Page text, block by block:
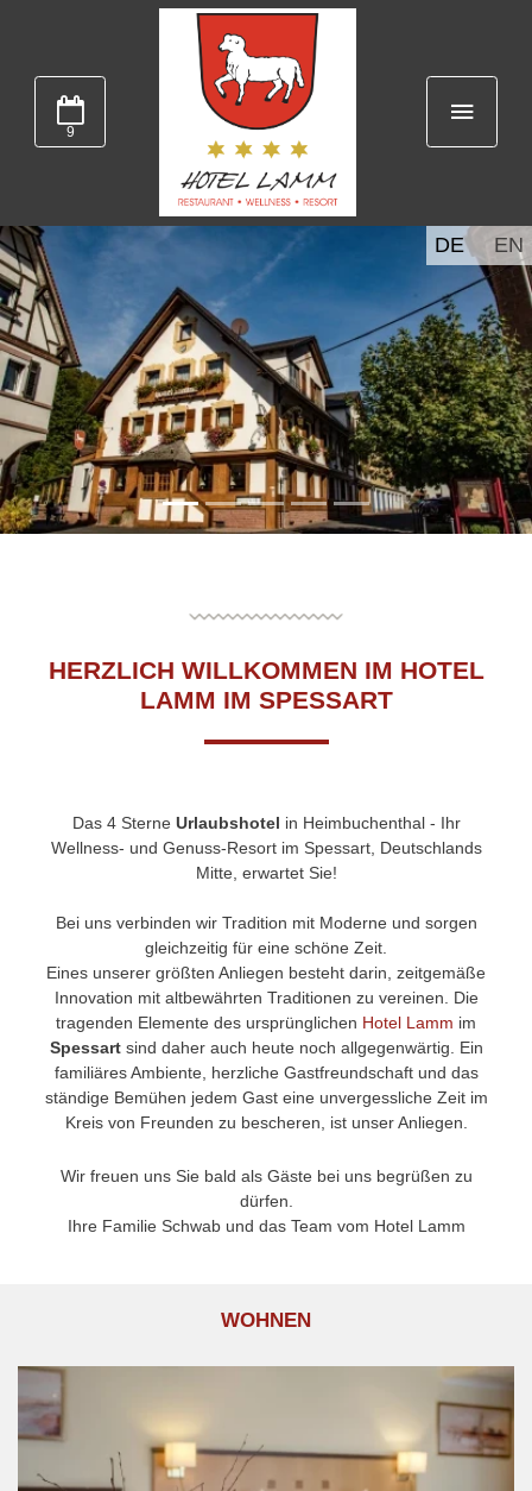
9
DE EN
HERZLICH WILLKOMMEN IM HOTEL
LAMM IM SPESSART
Das 4 Sterne Urlaubshotel in Heimbuchenthal - Ihr
Wellness- und Genuss-Resort im Spessart, Deutschlands
Mitte, erwartet Sie!
Bei uns verbinden wir Tradition mit Moderne und sorgen
gleichzeitig für eine schöne Zeit.
Eines unserer größten Anliegen besteht darin, zeitgemäße
Innovation mit altbewährten Traditionen zu vereinen. Die
tragenden Elemente des ursprünglichen Hotel Lamm im
Spessartsind daher auch heute noch allgegenwärtig. Ein
familiäres Ambiente, herzliche Gastfreundschaft und das
ständige Bemühen jedem Gast eine unvergessliche Zeit im
Kreis von Freunden zu bescheren, ist unser Anliegen.
Wir freuen uns Sie bald als Gäste bei uns begrüßen zu
dürfen.
Ihre Familie Schwab und das Team vom Hotel Lamm
WOHNEN